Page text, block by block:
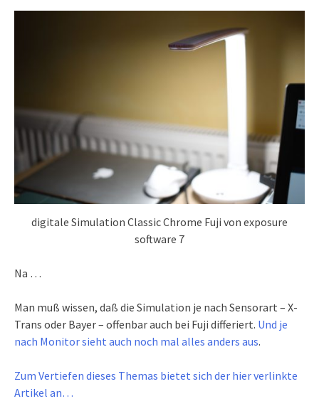
digitale Simulation Classic Chrome Fuji von exposure
software 7
Na …
Man muß wissen, daß die Simulation je nach Sensorart – X-
Trans oder Bayer – offenbar auch bei Fuji differiert. Und je
nach Monitor sieht auch noch mal alles anders aus.
Zum Vertiefen dieses Themas bietet sich der hier verlinkte
Artikel an…